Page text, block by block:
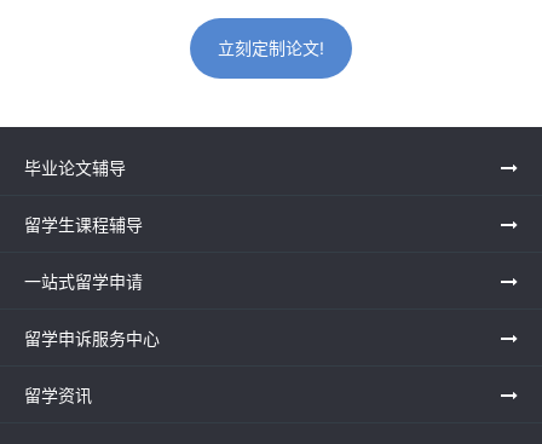
立刻定制论文!
毕业论文辅导
留学生课程辅导
一站式留学申请
留学申诉服务中心
留学资讯